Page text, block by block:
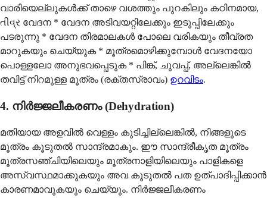
വാരിയെല്ലുകൾക്ക് താഴെ വശത്തും പുറകിലും കഠിനമായ,
તીવ્ર വേദന * വേദന അടിവയറ്റിലേക്കും ഇടുപ്പിലേക്കും
പടരുന്നു * വേദന തിരമാലകൾ പോലെ വരികയും തീവ്രത
മാറുകയും ചെയ്യുക * മൂത്രമൊഴിക്കുമ്പോൾ വേദനയോ
പൊള്ളലോ അനുഭവപ്പെടുക * പിങ്ക്, ചുവപ്പ്, അല്ലെങ്കിൽ
തവിട്ട് നിറമുള്ള മൂത്രം (രക്തസ്രാവം) ഉറവിടം.
4. നിർജ്ജലീകരണം (Dehydration)
മതിയായ അളവിൽ വെള്ളം കുടിച്ചില്ലെങ്കിൽ, നിങ്ങളുടെ
മൂത്രം കൂടുതൽ സാന്ദ്രമാകും. ഈ സാന്ദ്രീകൃത മൂത്രം
മൂത്രസഞ്ചിയിലെയും മൂത്രനാളിയിലെയും പാളികളെ
അസ്വസ്ഥമാക്കുകയും അവ കൂടുതൽ പത ഉത്പാദിപ്പിക്കാൻ
കാരണമാവുകയും ചെയ്യും. നിർജ്ജലീകരണം